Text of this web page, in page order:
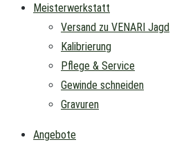
Meisterwerkstatt
Versand zu VENARI Jagd
Kalibrierung
Pflege & Service
Gewinde schneiden
Gravuren
Angebote